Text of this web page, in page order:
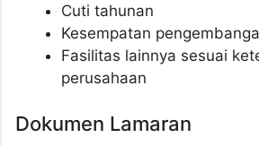
Cuti tahunan
Kesempatan
Fasilitas lainnya sesuai
perusahaan
Dokumen Lamaran